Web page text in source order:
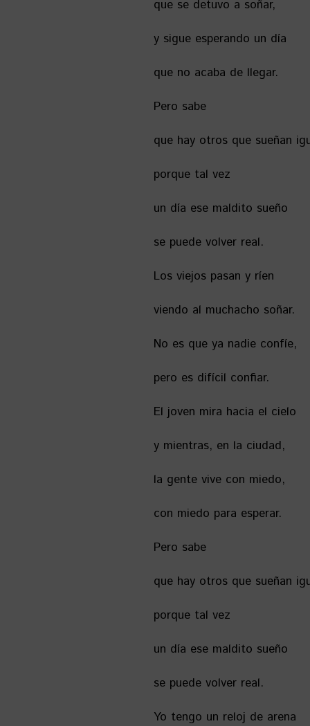
que se detuvo a soñar,
y sigue esperando un día
que no acaba de llegar.
Pero sabe
que hay otros que sueñan
porque tal vez
un día ese maldito sueño
se puede volver real.
Los viejos pasan y ríen
viendo al muchacho soñar.
No es que ya nadie confíe,
pero es difícil confiar.
El joven mira hacia el cielo
y mientras, en la ciudad,
la gente vive con miedo,
con miedo para esperar.
Pero sabe
que hay otros que sueñan
porque tal vez
un día ese maldito sueño
se puede volver real.
Yo tengo un reloj de arena